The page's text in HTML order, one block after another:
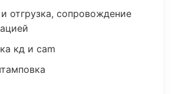
отгрузка, сопровождение
кд и cam